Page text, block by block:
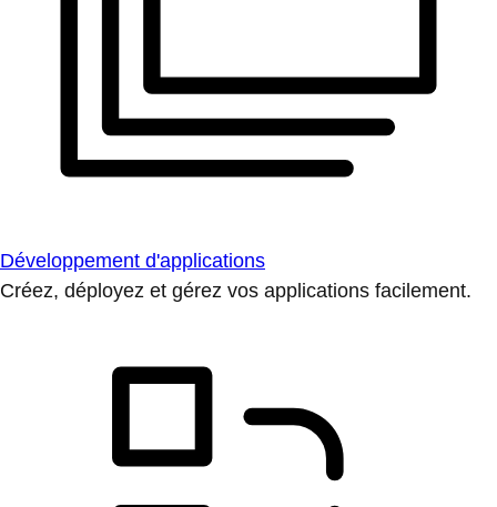
Développement d'applications
Créez, déployez et gérez vos applications facilement.